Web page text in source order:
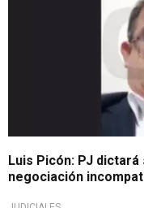
Luis Picón: PJ
negociación